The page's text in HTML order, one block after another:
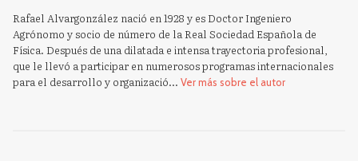
Rafael Alvargonzález nació en 1928 y es Doctor Ingeniero
Agrónomo y socio de número de la Real Sociedad Española de
Física. Después de una dilatada e intensa trayectoria profesional,
que le llevó a participar en numerosos programas internacionales
para el desarrollo y organizació... Ver más sobre el autor